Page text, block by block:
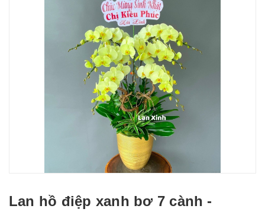
Lan hồ điệp xanh bơ 7 cành -